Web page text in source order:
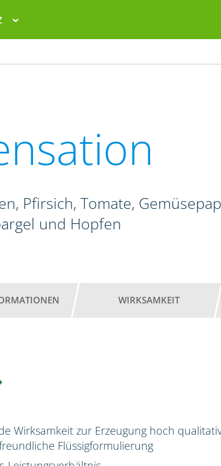
Pfirsich, Tomate,
und Hopfen
WIRKSAMKEIT
Wirksamkeit zur Erzeugung hoch
Flüssigformulierung